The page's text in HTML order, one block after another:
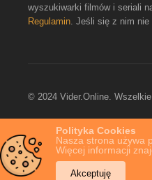
Polityka Cookies
Nasza strona używa
Więcej informacji
Akceptuję
wyszukiwarki filmów i seriali
Regulamin. Jeśli się z nim nie
© 2024 Vider.Online.